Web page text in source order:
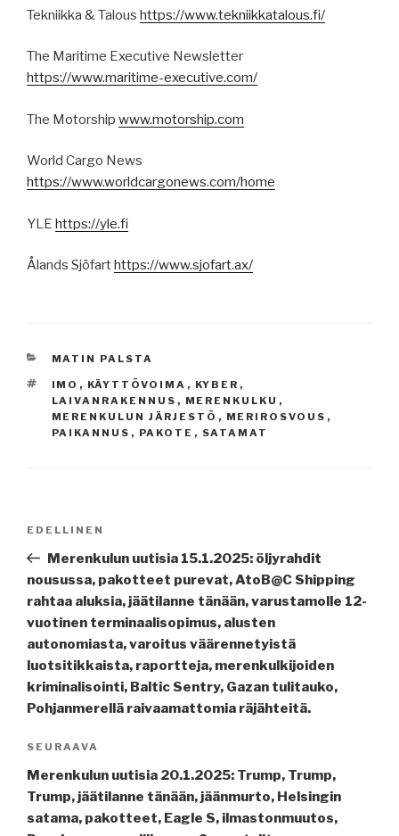
Tekniikka & Talous https://www.tekniikkatalous.fi/
The Maritime Executive Newsletter
https://www.maritime-executive.com/
The Motorship www.motorship.com
World Cargo News
https://www.worldcargonews.com/home
YLE https://yle.fi
Ålands Sjöfarthttps://www.sjofart.ax/
KATEGORIAT
MATIN PALSTA
AVAINSANAT
IMO , KÄYTTÖVOIMA , KYBER ,
LAIVANRAKENNUS , MERENKULKU ,
MERENKULUN JÄRJESTÖ , MERIROSVOUS ,
PAIKANNUS , PAKOTE , SATAMAT
Edellinen
artikkeli
EDELLINEN
Merenkulun uutisia 15.1.2025: öljyrahdit
nousussa, pakotteet purevat, AtoB@C Shipping
rahtaa aluksia, jäätilanne tänään, varustamolle 12-
vuotinen terminaalisopimus, alusten
autonomiasta, varoitus väärennetyistä
luotsitikkaista, raportteja, merenkulkijoiden
kriminalisointi, Baltic Sentry, Gazan tulitauko,
Pohjanmerellä raivaamattomia räjähteitä.
Seuraava
artikkeli
SEURAAVA
Merenkulun uutisia 20.1.2025: Trump, Trump,
Trump, jäätilanne tänään, jäänmurto, Helsingin
satama, pakotteet, Eagle S, ilmastonmuutos,